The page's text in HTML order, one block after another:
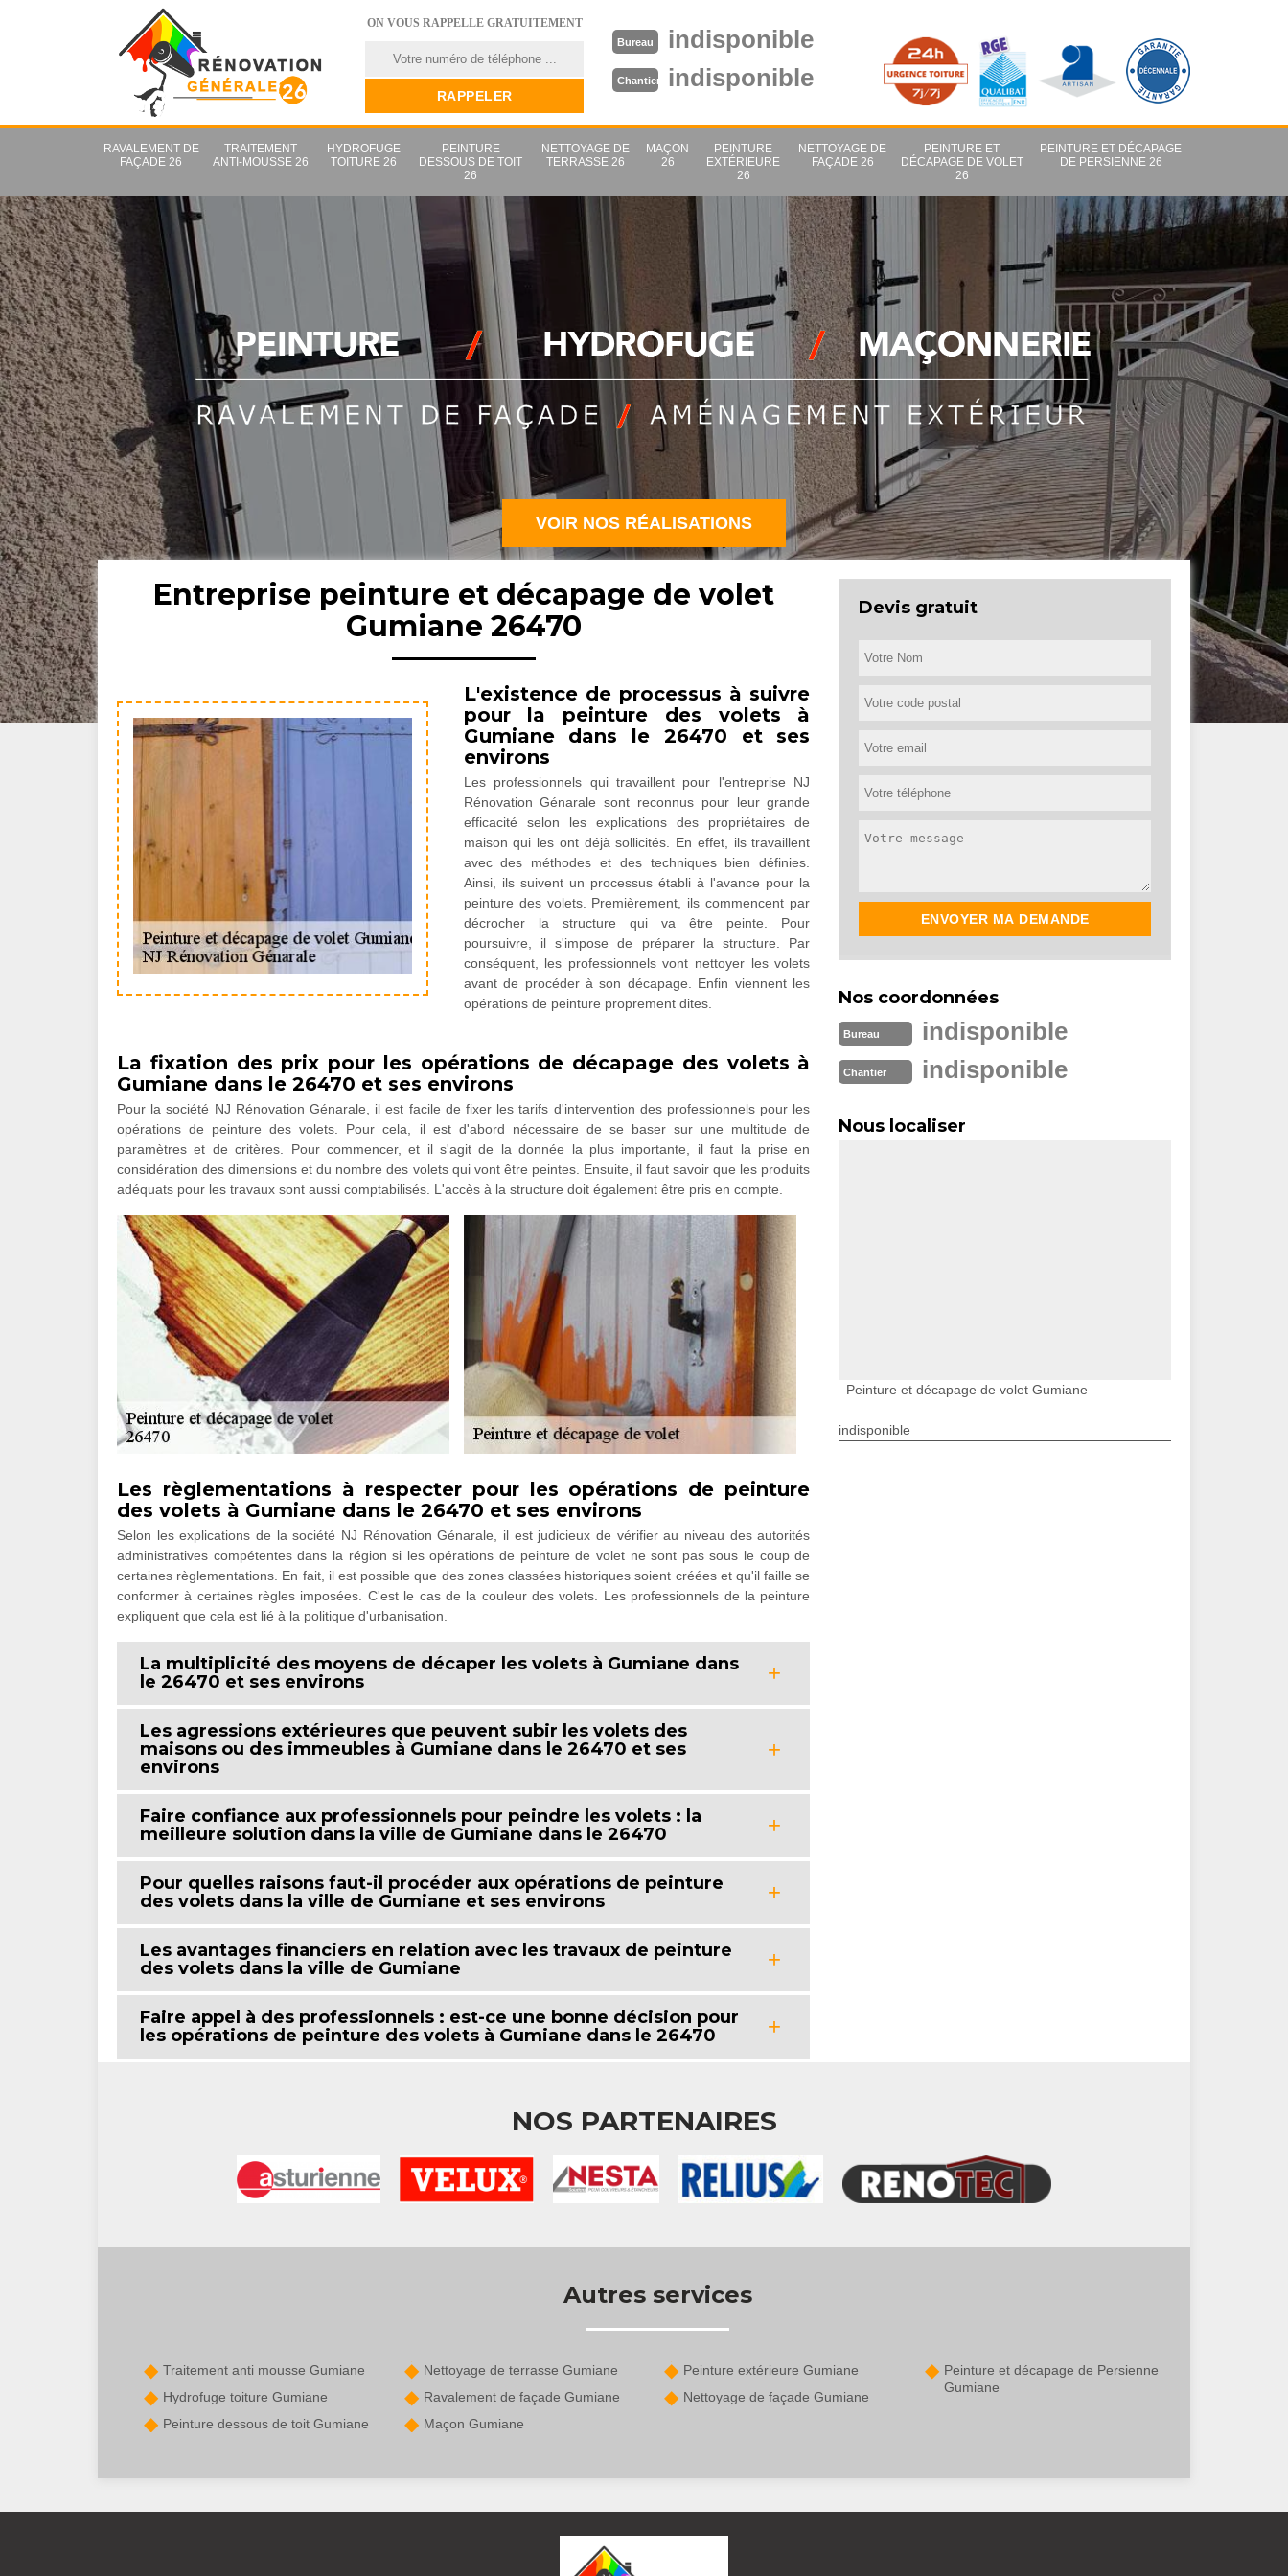
ON VOUS RAPPELLE GRATUITEMENT
Bureau indisponible
Chantier indisponible
RAVALEMENT DE
FAÇADE 26
TRAITEMENT
ANTI-MOUSSE 26
HYDROFUGE
TOITURE 26
PEINTURE
DESSOUS DE TOIT
26
NETTOYAGE DE
TERRASSE 26
MAÇON
26
PEINTURE
EXTÉRIEURE
26
NETTOYAGE DE
FAÇADE 26
PEINTURE ET
DÉCAPAGE DE VOLET
26
PEINTURE ET DÉCAPAGE
DE PERSIENNE 26
VOIR NOS RÉALISATIONS
Entreprise peinture et décapage de volet
Gumiane 26470
L'existence de processus à suivre
pour la peinture des volets à
Gumiane dans le 26470 et ses
environs
Les professionnels qui travaillent pour l'entreprise NJ
Rénovation Génarale sont reconnus pour leur grande
efficacité selon les explications des propriétaires de
maison qui les ont déjà sollicités. En effet, ils travaillent
avec des méthodes et des techniques bien définies.
Ainsi, ils suivent un processus établi à l'avance pour la
peinture des volets. Premièrement, ils commencent par
décrocher la structure qui va être peinte. Pour
poursuivre, il s'impose de préparer la structure. Par
conséquent, les professionnels vont nettoyer les volets
avant de procéder à son décapage. Enfin viennent les
opérations de peinture proprement dites.
La fixation des prix pour les opérations de décapage des volets à
Gumiane dans le 26470 et ses environs
Pour la société NJ Rénovation Génarale, il est facile de fixer les tarifs d'intervention des professionnels pour les
opérations de peinture des volets. Pour cela, il est d'abord nécessaire de se baser sur une multitude de
paramètres et de critères. Pour commencer, et il s'agit de la donnée la plus importante, il faut la prise en
considération des dimensions et du nombre des volets qui vont être peintes. Ensuite, il faut savoir que les produits
adéquats pour les travaux sont aussi comptabilisés. L'accès à la structure doit également être pris en compte.
Les règlementations à respecter pour les opérations de peinture
des volets à Gumiane dans le 26470 et ses environs
Selon les explications de la société NJ Rénovation Génarale, il est judicieux de vérifier au niveau des autorités
administratives compétentes dans la région si les opérations de peinture de volet ne sont pas sous le coup de
certaines règlementations. En fait, il est possible que des zones classées historiques soient créées et qu'il faille se
conformer à certaines règles imposées. C'est le cas de la couleur des volets. Les professionnels de la peinture
expliquent que cela est lié à la politique d'urbanisation.
La multiplicité des moyens de décaper les volets à Gumiane dans
le 26470 et ses environs
Les agressions extérieures que peuvent subir les volets des
maisons ou des immeubles à Gumiane dans le 26470 et ses
environs
Faire confiance aux professionnels pour peindre les volets : la
meilleure solution dans la ville de Gumiane dans le 26470
Pour quelles raisons faut-il procéder aux opérations de peinture
des volets dans la ville de Gumiane et ses environs
Les avantages financiers en relation avec les travaux de peinture
des volets dans la ville de Gumiane
Faire appel à des professionnels : est-ce une bonne décision pour
les opérations de peinture des volets à Gumiane dans le 26470
Devis gratuit
Nos coordonnées
Bureau indisponible
Chantier indisponible
Nous localiser
Peinture et décapage de volet Gumiane
indisponible
NOS PARTENAIRES
Autres services
Traitement anti mousse Gumiane
Hydrofuge toiture Gumiane
Peinture dessous de toit Gumiane
Nettoyage de terrasse Gumiane
Ravalement de façade Gumiane
Maçon Gumiane
Peinture extérieure Gumiane
Nettoyage de façade Gumiane
Peinture et décapage de Persienne
Gumiane